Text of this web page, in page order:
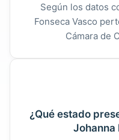
Según los datos
Fonseca Vasco
Cámara de
¿Qué estado
Johanna